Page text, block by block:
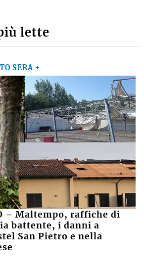
lette
SERA +
– Maltempo, raffiche di
battente, i danni a
San Pietro e nella